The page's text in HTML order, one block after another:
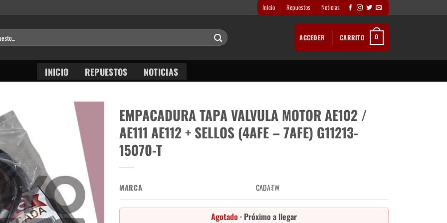
Inicio Repuestos Noticias
ACCEDER CARRITO 0
INICIO REPUESTOS NOTICIAS
EMPACADURA TAPA VALVULA MOTOR AE102 /
AE111 AE112 + SELLOS (4AFE – 7AFE) G11213-
15070-T
MARCA CADA:TW
Agotado · Próximo a llegar